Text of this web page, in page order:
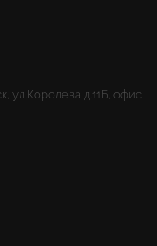
ул.Королева д.11Б, офис